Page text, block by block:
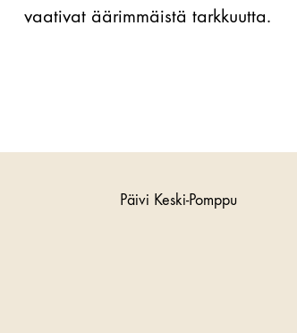
vaativat äärimmäistä tarkkuutta.
Päivi Keski-Pomppu